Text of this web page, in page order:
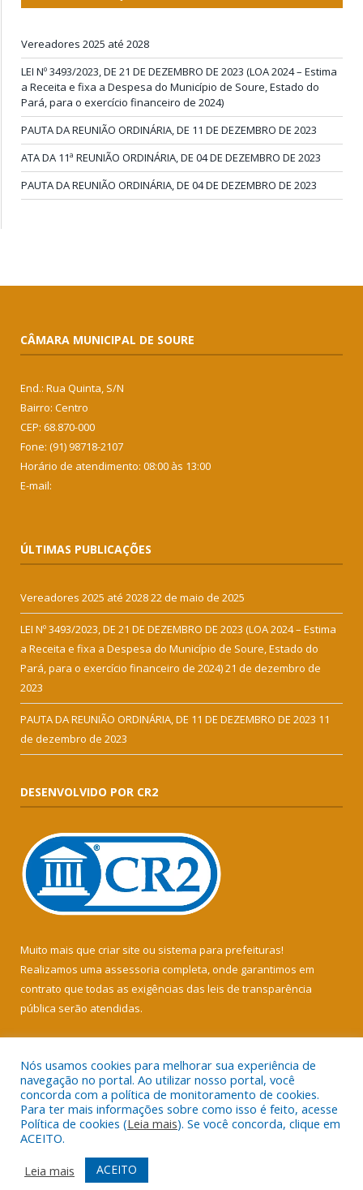
Vereadores 2025 até 2028
LEI Nº 3493/2023, DE 21 DE DEZEMBRO DE 2023 (LOA 2024 – Estima
a Receita e fixa a Despesa do Município de Soure, Estado do
Pará, para o exercício financeiro de 2024)
PAUTA DA REUNIÃO ORDINÁRIA, DE 11 DE DEZEMBRO DE 2023
ATA DA 11ª REUNIÃO ORDINÁRIA, DE 04 DE DEZEMBRO DE 2023
PAUTA DA REUNIÃO ORDINÁRIA, DE 04 DE DEZEMBRO DE 2023
CÂMARA MUNICIPAL DE SOURE
End.: Rua Quinta, S/N
Bairro: Centro
CEP: 68.870-000
Fone: (91) 98718-2107
Horário de atendimento: 08:00 às 13:00
E-mail:
ÚLTIMAS PUBLICAÇÕES
Vereadores 2025 até 202822 de maio de 2025
LEI Nº 3493/2023, DE 21 DE DEZEMBRO DE 2023 (LOA 2024 – Estima
a Receita e fixa a Despesa do Município de Soure, Estado do
Pará, para o exercício financeiro de 2024)21 de dezembro de
2023
PAUTA DA REUNIÃO ORDINÁRIA, DE 11 DE DEZEMBRO DE 2023 11
de dezembro de 2023
DESENVOLVIDO POR CR2
Muito mais que criar site ou sistema para prefeituras!
Realizamos uma assessoria completa, onde garantimos em
contrato que todas as exigências das leis de transparência
pública serão atendidas.
Todos os direitos reservados a Câmara Municipal de Soure.
Mapa do Site
Acessar Área Administrativa
Acessar Webmail
Nós usamos cookies para melhorar sua experiência de
navegação no portal. Ao utilizar nosso portal, você
concorda com a política de monitoramento de cookies.
Para ter mais informações sobre como isso é feito, acesse
Política de cookies (Leia mais). Se você concorda, clique em
ACEITO.
Leia mais
ACEITO